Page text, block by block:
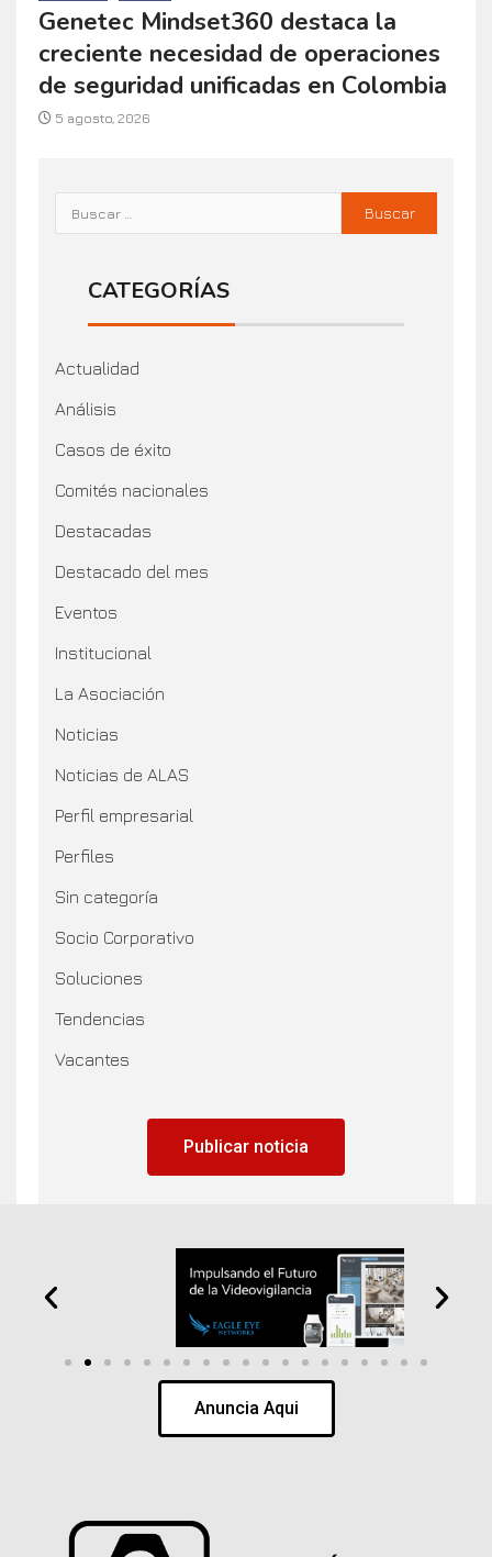
Genetec Mindset360 destaca la
creciente necesidad de operaciones
de seguridad unificadas en Colombia
5 agosto, 2026
CATEGORÍAS
Actualidad
Análisis
Casos de éxito
Comités nacionales
Destacadas
Destacado del mes
Eventos
Institucional
La Asociación
Noticias
Noticias de ALAS
Perfil empresarial
Perfiles
Sin categoría
Socio Corporativo
Soluciones
Tendencias
Vacantes
Publicar noticia
Anuncia Aqui